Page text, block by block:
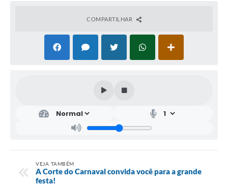
COMPARTILHAR
VEJA TAMBÉM
A Corte do Carnaval convida você para a grande
festa!